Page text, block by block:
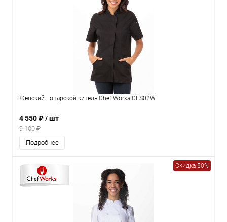
Женский поварской китель Chef Works CES02W
4 550 ₽/ шт
9 100 ₽
Подробнее
Скидка 50%